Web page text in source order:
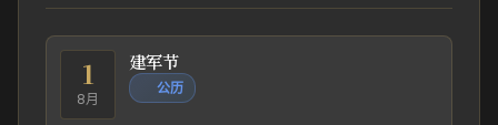
1
8月
建军节
公历